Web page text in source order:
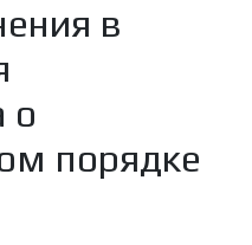
в
о
порядке